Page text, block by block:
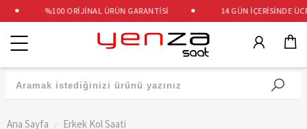
%100 ORİJİNAL ÜRÜN GARANTİSİ 14 GÜN İÇERİSİNDE
Kategoriler
Ana Sayfa Erkek Kol Saati